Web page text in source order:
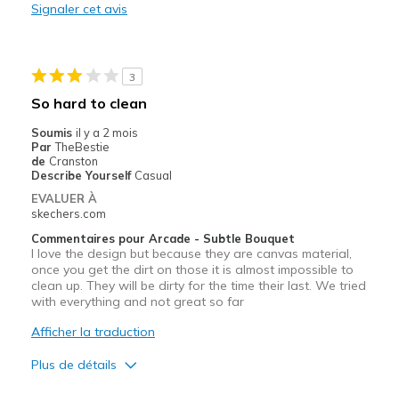
Going Out
Width
Sizing
Feels true to size
View On Shoes
Signaler cet avis
3
So hard to clean
Soumis il y a 2 mois
Par TheBestie
de Cranston
Describe Yourself Casual
EVALUER À
skechers.com
Commentaires pour Arcade - Subtle Bouquet
I love the design but because they are canvas material,
once you get the dirt on those it is almost impossible to
clean up. They will be dirty for the time their last. We tried
with everything and not great so far
Afficher la traduction
Plus de détails